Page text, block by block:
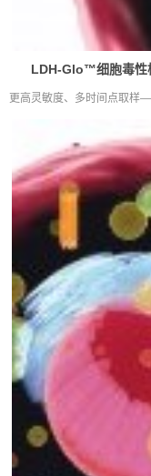
LDH-Glo™细胞毒性
更高灵敏度、多时间点取